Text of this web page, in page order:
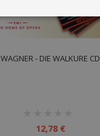
WAGNER - DIE WALKURE CD
12,78 €